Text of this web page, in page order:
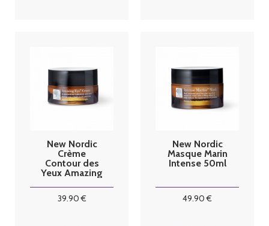
New Nordic
Crème
Contour des
Yeux Amazing
39.90€
New Nordic
Masque Marin
Intense 50ml
49.90 €